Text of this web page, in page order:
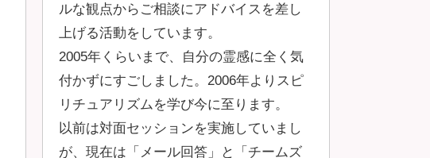
ルな観点からご相談にアドバイスを差し
上げる活動をしています。
2005年くらいまで、自分の霊感に全く気
付かずにすごしました。2006年よりスピ
リチュアリズムを学び今に至ります。
以前は対面セッションを実施していまし
が、現在は「メール回答」と「チームズ